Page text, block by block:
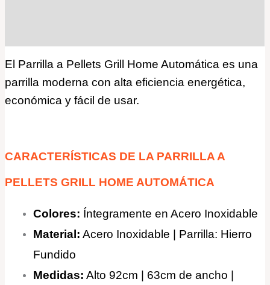
El Parrilla a Pellets Grill Home Automática es una
parrilla moderna con alta eficiencia energética,
económica y fácil de usar.
CARACTERÍSTICAS DE LA PARRILLA A
PELLETS GRILL HOME AUTOMÁTICA
Colores: Íntegramente en Acero Inoxidable
Material: Acero Inoxidable | Parrilla: Hierro
Fundido
Medidas: Alto 92cm | 63cm de ancho |